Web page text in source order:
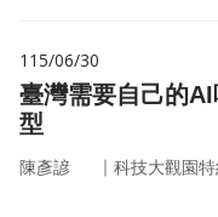
115/06/30
臺灣需要自己的
型
陳彥諺 ｜ 科技大觀園